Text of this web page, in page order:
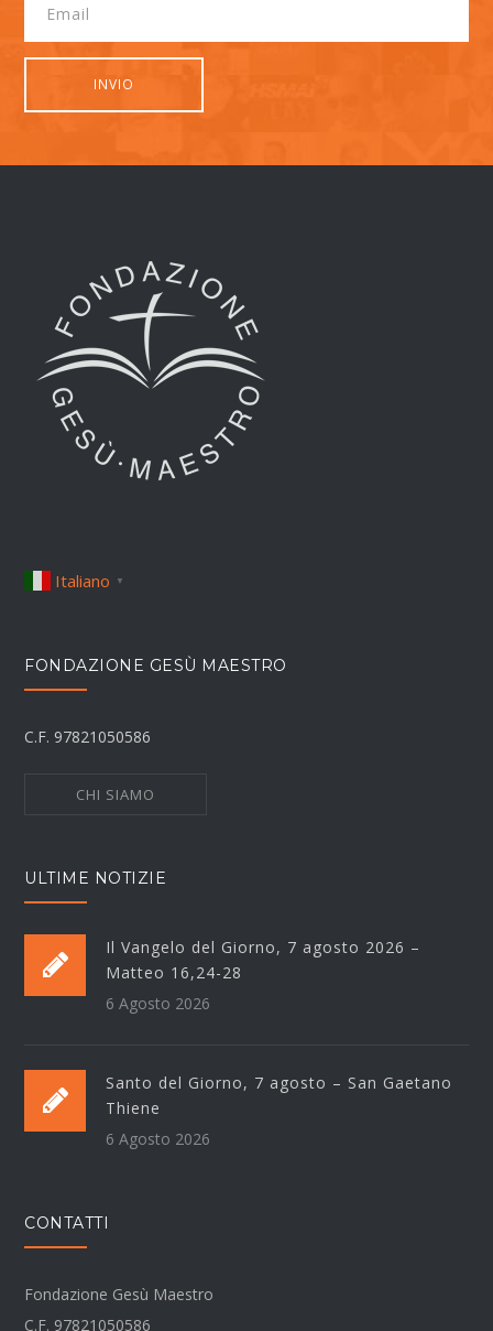
Italiano ▼
FONDAZIONE GESÙ MAESTRO
C.F. 97821050586
CHI SIAMO
ULTIME NOTIZIE
Il Vangelo del Giorno, 7 agosto 2026 –
Matteo 16,24-28
6 Agosto 2026
Santo del Giorno, 7 agosto – San Gaetano
Thiene
6 Agosto 2026
CONTATTI
Fondazione Gesù Maestro
C.F. 97821050586